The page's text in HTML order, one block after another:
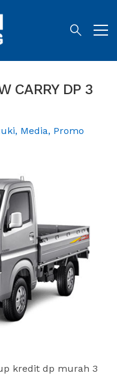
CARRY DP 3
, Media, Promo
kredit dp murah 3